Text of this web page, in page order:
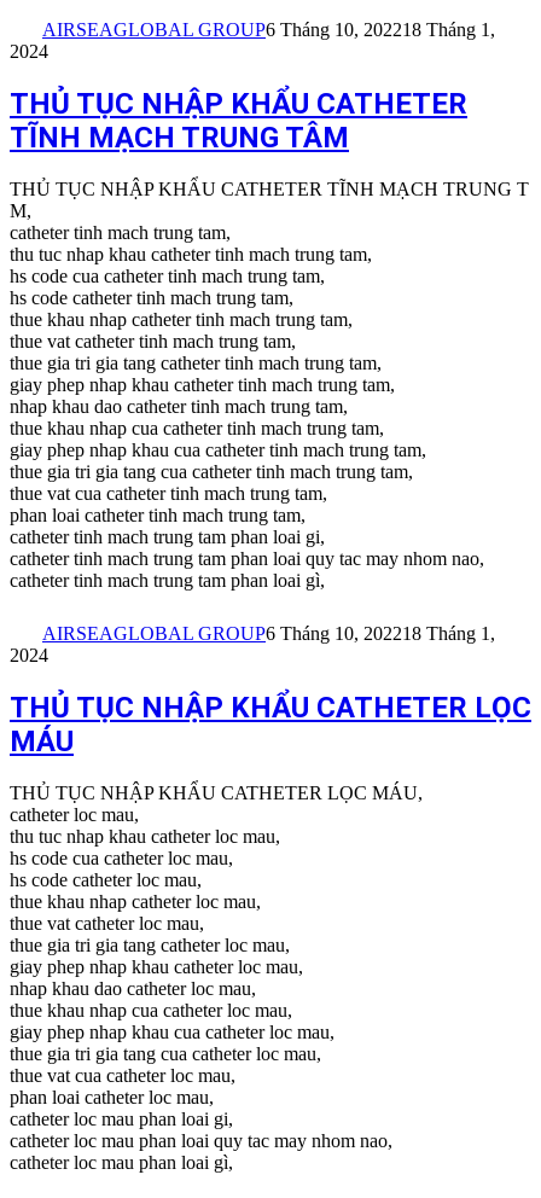
AIRSEAGLOBAL GROUP6 Tháng 10, 202218 Tháng 1,
2024
THỦ TỤC NHẬP KHẨU CATHETER
TĨNH MẠCH TRUNG TÂM
THỦ TỤC NHẬP KHẨU CATHETER TĨNH MẠCH TRUNG T
M,
catheter tinh mach trung tam,
thu tuc nhap khau catheter tinh mach trung tam,
hs code cua catheter tinh mach trung tam,
hs code catheter tinh mach trung tam,
thue khau nhap catheter tinh mach trung tam,
thue vat catheter tinh mach trung tam,
thue gia tri gia tang catheter tinh mach trung tam,
giay phep nhap khau catheter tinh mach trung tam,
nhap khau dao catheter tinh mach trung tam,
thue khau nhap cua catheter tinh mach trung tam,
giay phep nhap khau cua catheter tinh mach trung tam,
thue gia tri gia tang cua catheter tinh mach trung tam,
thue vat cua catheter tinh mach trung tam,
phan loai catheter tinh mach trung tam,
catheter tinh mach trung tam phan loai gi,
catheter tinh mach trung tam phan loai quy tac may nhom nao,
catheter tinh mach trung tam phan loai gì,
AIRSEAGLOBAL GROUP6 Tháng 10, 202218 Tháng 1,
2024
THỦ TỤC NHẬP KHẨU CATHETER LỌC
MÁU
THỦ TỤC NHẬP KHẨU CATHETER LỌC MÁU,
catheter loc mau,
thu tuc nhap khau catheter loc mau,
hs code cua catheter loc mau,
hs code catheter loc mau,
thue khau nhap catheter loc mau,
thue vat catheter loc mau,
thue gia tri gia tang catheter loc mau,
giay phep nhap khau catheter loc mau,
nhap khau dao catheter loc mau,
thue khau nhap cua catheter loc mau,
giay phep nhap khau cua catheter loc mau,
thue gia tri gia tang cua catheter loc mau,
thue vat cua catheter loc mau,
phan loai catheter loc mau,
catheter loc mau phan loai gi,
catheter loc mau phan loai quy tac may nhom nao,
catheter loc mau phan loai gì,